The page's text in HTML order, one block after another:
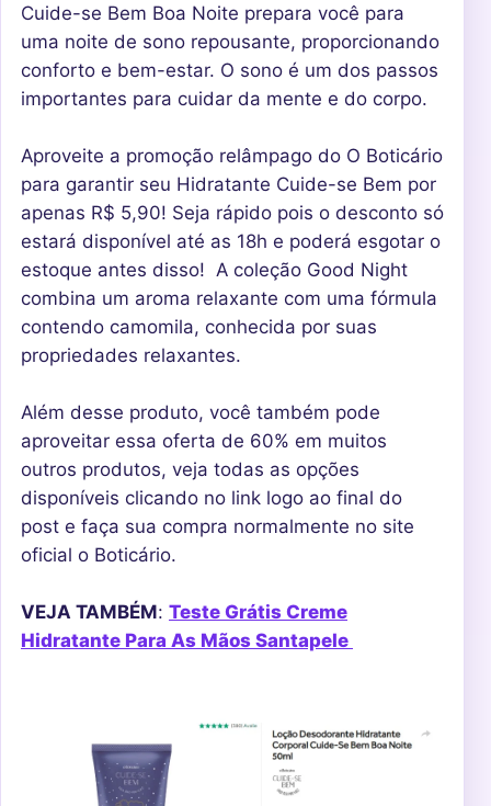
Cuide-se Bem Boa Noite prepara você para
uma noite de sono repousante, proporcionando
conforto e bem-estar. O sono é um dos passos
importantes para cuidar da mente e do corpo.
Aproveite a promoção relâmpago do O Boticário
para garantir seu Hidratante Cuide-se Bem por
apenas R$ 5,90! Seja rápido pois o desconto só
estará disponível até as 18h e poderá esgotar o
estoque antes disso! A coleção Good Night
combina um aroma relaxante com uma fórmula
contendo camomila, conhecida por suas
propriedades relaxantes.
Além desse produto, você também pode
aproveitar essa oferta de 60% em muitos
outros produtos, veja todas as opções
disponíveis clicando no link logo ao final do
post e faça sua compra normalmente no site
oficial o Boticário.
VEJA TAMBÉM: Teste Grátis Creme
Hidratante Para As Mãos Santapele